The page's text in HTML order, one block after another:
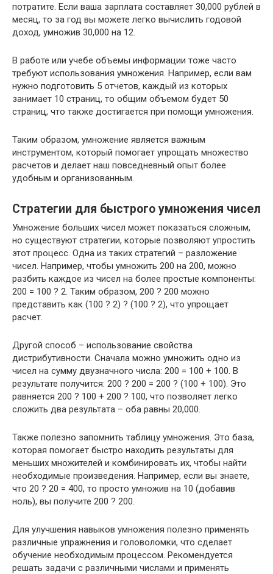
потратите. Если ваша зарплата составляет 30,000 рублей в
месяц, то за год вы можете легко вычислить годовой
доход, умножив 30,000 на 12.
В работе или учебе объемы информации тоже часто
требуют использования умножения. Например, если вам
нужно подготовить 5 отчетов, каждый из которых
занимает 10 страниц, то общим объемом будет 50
страниц, что также достигается при помощи умножения.
Таким образом, умножение является важным
инструментом, который помогает упрощать множество
расчетов и делает наш повседневный опыт более
удобным и организованным.
Стратегии для быстрого умножения чисел
Умножение больших чисел может показаться сложным,
но существуют стратегии, которые позволяют упростить
этот процесс. Одна из таких стратегий – разложение
чисел. Например, чтобы умножить 200 на 200, можно
разбить каждое из чисел на более простые компоненты:
200 = 100 ? 2. Таким образом, 200 ? 200 можно
представить как (100 ? 2) ? (100 ? 2), что упрощает
расчет.
Другой способ – использование свойства
дистрибутивности. Сначала можно умножить одно из
чисел на сумму двузначного числа: 200 = 100 + 100. В
результате получится: 200 ? 200 = 200 ? (100 + 100). Это
равняется 200 ? 100 + 200 ? 100, что позволяет легко
сложить два результата – оба равны 20,000.
Также полезно запомнить таблицу умножения. Это база,
которая помогает быстро находить результаты для
меньших множителей и комбинировать их, чтобы найти
необходимые произведения. Например, если вы знаете,
что 20 ? 20 = 400, то просто умножив на 10 (добавив
ноль), вы получите 200 ? 200.
Для улучшения навыков умножения полезно применять
различные упражнения и головоломки, что сделает
обучение необходимым процессом. Рекомендуется
решать задачи с различными числами и применять